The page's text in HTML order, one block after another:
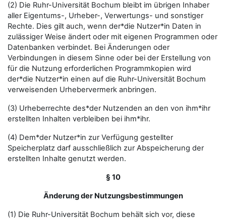
(2) Die Ruhr-Universität Bochum bleibt im übrigen Inhaber
aller Eigentums-, Urheber-, Verwertungs- und sonstiger
Rechte. Dies gilt auch, wenn der*die Nutzer*in Daten in
zulässiger Weise ändert oder mit eigenen Programmen oder
Datenbanken verbindet. Bei Änderungen oder
Verbindungen in diesem Sinne oder bei der Erstellung von
für die Nutzung erforderlichen Programmkopien wird
der*die Nutzer*in einen auf die Ruhr-Universität Bochum
verweisenden Urhebervermerk anbringen.
(3) Urheberrechte des*der Nutzenden an den von ihm*ihr
erstellten Inhalten verbleiben bei ihm*ihr.
(4) Dem*der Nutzer*in zur Verfügung gestellter
Speicherplatz darf ausschließlich zur Abspeicherung der
erstellten Inhalte genutzt werden.
§ 10
Änderung der Nutzungsbestimmungen
(1) Die Ruhr-Universität Bochum behält sich vor, diese